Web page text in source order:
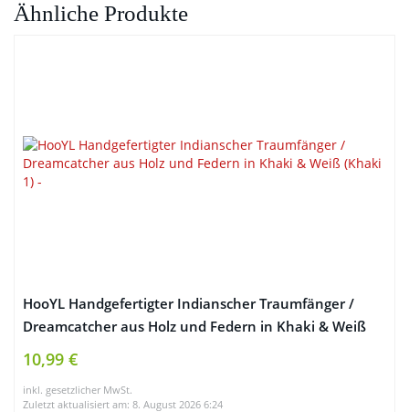
Ähnliche Produkte
HooYL Handgefertigter Indianscher Traumfänger /
Dreamcatcher aus Holz und Federn in Khaki & Weiß
(Khaki 1)
10,99 €
inkl. gesetzlicher MwSt.
Zuletzt aktualisiert am: 8. August 2026 6:24